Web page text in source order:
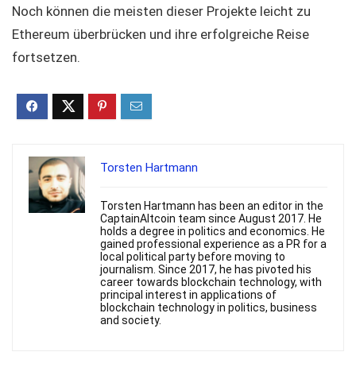
Noch können die meisten dieser Projekte leicht zu
Ethereum überbrücken und ihre erfolgreiche Reise
fortsetzen.
Torsten Hartmann
Torsten Hartmann has been an editor in the
CaptainAltcoin team since August 2017. He
holds a degree in politics and economics. He
gained professional experience as a PR for a
local political party before moving to
journalism. Since 2017, he has pivoted his
career towards blockchain technology, with
principal interest in applications of
blockchain technology in politics, business
and society.